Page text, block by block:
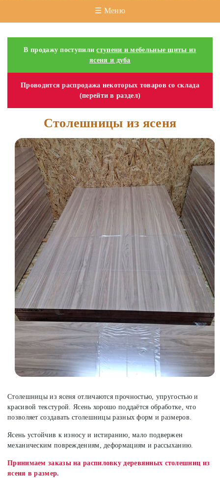
☰ Меню
В продажу поступилиступени и мебельные щиты из
ясеня и дуба
Проводится распродажа некоторых товаров со склада
(перейти в раздел)
Столешницы из ясеня
Столешницы из ясеня отличаются прочностью, упругостью и
красивой текстурой. Ясень хорошо поддаётся обработке, что
позволяет создавать столешницы разных форм и размеров.
Ясень устойчив к износу и истиранию, мало подвержен
механическим повреждениям, деформациям и рассыханию.
Принимаем заказы на распиловку деревянных столешниц из
ясеня в размер.